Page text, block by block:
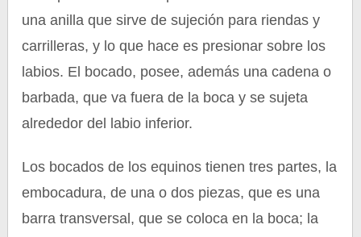
una anilla que sirve de sujeción para riendas y
carrilleras, y lo que hace es presionar sobre los
labios. El bocado, posee, además una cadena o
barbada, que va fuera de la boca y se sujeta
alrededor del labio inferior.
Los bocados de los equinos tienen tres partes, la
embocadura, de una o dos piezas, que es una
barra transversal, que se coloca en la boca; la